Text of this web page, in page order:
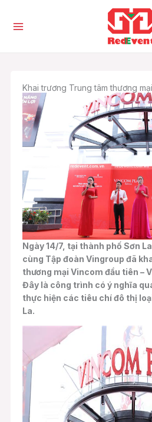
Khai trương Trung tâm thương
Ngày 14/7, tại thành phố Sơn
cùng Tập đoàn Vingroup đã
thương mại Vincom đầu tiên –
Đây là công trình có ý nghĩa
thực hiện các tiêu chí đô thị
La.